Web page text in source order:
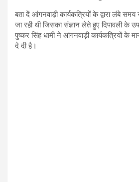
बता दें आंगनवाड़ी कार्यकत्रियों के द्वारा लंबे
जा रही थी जिसका संज्ञान लेते हुए दिपावली के
पुष्कर सिंह धामी ने आंगनवाड़ी कार्यकत्रियों के
दे दी है।